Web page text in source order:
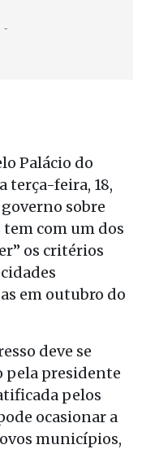
Palácio do
terça-feira, 18,
sobre
com um dos
os critérios
em outubro do
deve se
pela presidente
pelos
ocasionar a
municípios,